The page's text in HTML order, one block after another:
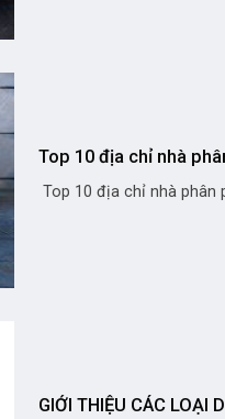
Top 10 địa chỉ nhà
Top 10 địa chỉ nhà phân
GIỚI THIỆU CÁC LOẠI